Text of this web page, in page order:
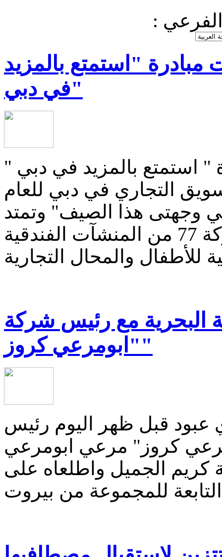
"استمتع بالمزيد
في دبي"
" استمتع بالمزيد في دبي "
التجاري في دبي للعام
وجهتى هذا الصيف" وتمتد
حتى نهاية سبتمبر المقبل بمشاركة 77 من المنشآت الفندقية
البحرية مع رئيس شركة
"ابومرعي كروز"
عبود قبل ظهر اليوم رئيس
كروز" مرعي ابومرعي
كريم الجميل واطلعاه على